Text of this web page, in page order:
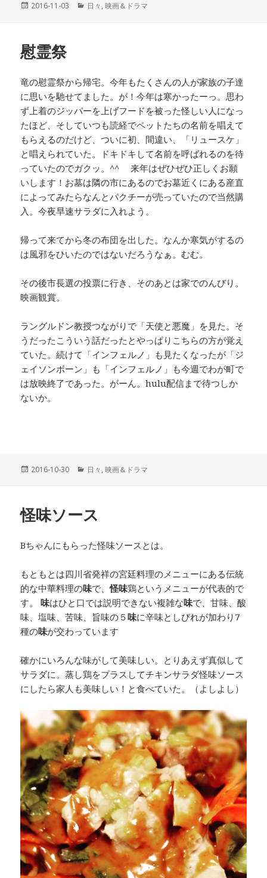
投
2016-11-03
カ
日々 ,映画＆ドラマ
慰霊祭
竜の慰霊祭から帰宅。今年もたくさんの人が家族の子達
に思いを馳せてました。が！今年は寒かったーっ。思わ
ず上着のジッパーを上げフードを被った怪しい人になっ
たほど、そしていつも読経でペットたちの名前を唱えて
もらえるのだけど、ついに初、間違い、「リュースケ」
と唱えられていた。ドキドキして名前を呼ばれるのを待
っていたのでガクッ。^^ 来年はぜひぜひ正しくお願
いします！お墓は隣の市にあるのでお墓近くにある産直
によってみたらなんとパクチーが売っていたので当然購
入。今夜早速サラダに入れよう。
帰って来てから冬の布団を出した。なんか寒気がするの
は風邪をひいたのではないだろうなぁ。むむ。
その後市長選の投票に行き、そのあとは家でのんびり。
映画観賞。
ラングルドン教授つながりで「天使と悪魔」を見た。そ
うだったこういう話だったとやっぱりこちらの方が覚え
ていた。続けて「インフェルノ」も見たくなったが「ジ
ェイソンボーン」も「インフェルノ」も今週でわが町で
は放映終了であった。がーん。hulu配信まで待つしか
ないか。
投
2016-10-30
カ
ー
日々 ,映画＆ドラマ
怪味ソース
Bちゃんにもらった怪味ソースとは。
もともとは四川省発祥の宮廷料理のメニューにある伝統
的な中華料理の味で、怪味鶏というメニューが代表的で
す。味はひと口では説明できない複雑な味で、甘味、酸
味、塩味、苦味、旨味の５味に辛味としびれが加わり7
種の味が交わっています
確かにいろんな味がして美味しい。とりあえず真似して
サラダに。蒸し鶏をプラスしてチキンサラダ怪味ソース
にしたら家人も美味しい！と食べていた。（よしよし）